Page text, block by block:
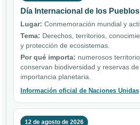
Día Internacional de los
Lugar: Conmemoración mundial y
Tema: Derechos, territorios,
y protección de ecosistemas.
Por qué importa: numerosos
conservan biodiversidad y reservas
importancia planetaria.
Información oficial de Naciones Unidas
12 de agosto de 2026